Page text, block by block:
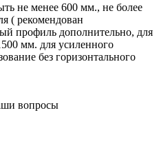
не менее 600 мм., не более
( рекомендован
профиль дополнительно, для
мм. для усиленного
без горизонтального
вопросы